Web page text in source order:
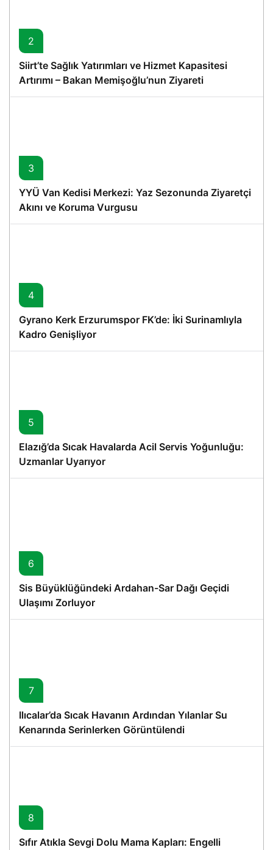
2
Siirt’te Sağlık Yatırımları ve Hizmet Kapasitesi
Artırımı – Bakan Memişoğlu’nun Ziyareti
3
YYÜ Van Kedisi Merkezi: Yaz Sezonunda Ziyaretçi
Akını ve Koruma Vurgusu
4
Gyrano Kerk Erzurumspor FK’de: İki Surinamlıyla
Kadro Genişliyor
5
Elazığ’da Sıcak Havalarda Acil Servis Yoğunluğu:
Uzmanlar Uyarıyor
6
Sis Büyüklüğündeki Ardahan-Sar Dağı Geçidi
Ulaşımı Zorluyor
7
Ilıcalar’da Sıcak Havanın Ardından Yılanlar Su
Kenarında Serinlerken Görüntülendi
8
Sıfır Atıkla Sevgi Dolu Mama Kapları: Engelli